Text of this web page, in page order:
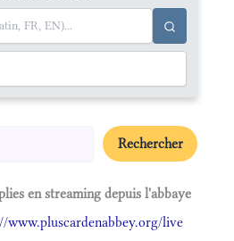
Rechercher
en streaming depuis l'abbaye
www.pluscardenabbey.org/live